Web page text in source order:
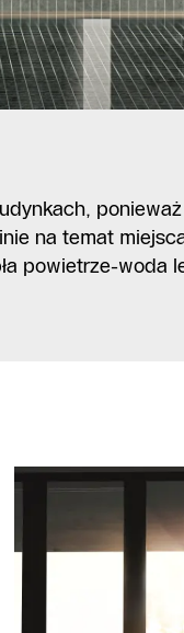
na temat
powietrze-woda